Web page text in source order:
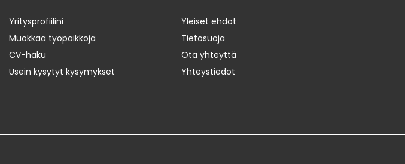
Yritysprofiilini
Muokkaa työpaikkoja
CV-haku
Usein kysytyt kysymykset
Yleiset ehdot
Tietosuoja
Ota yhteyttä
Yhteystiedot